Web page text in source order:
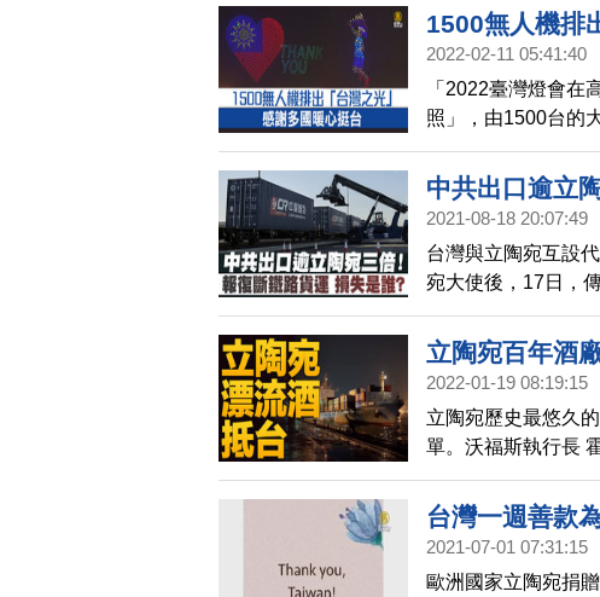
視台也以頭條新聞
1500無人機排
台
2022-02-11 05:41:40
「2022臺灣燈會在
照」，由1500台的
音樂，排出多個台
捐贈台灣疫苗。
中共出口逾立
2021-08-18 20:07:49
台灣與立陶宛互設
宛大使後，17日，
戶，受雙邊關係惡
運。中鐵集裝箱官
過，波羅的海通訊
立陶宛百年酒
2022-01-19 08:19:15
立陶宛歷史最悠久
單。沃福斯執行長
場，第一年試水溫
升，成長23倍。而
陶宛「力挺」台灣
多，「何不更投入
台灣一週善款
2021-07-01 07:31:15
歐洲國家立陶宛捐